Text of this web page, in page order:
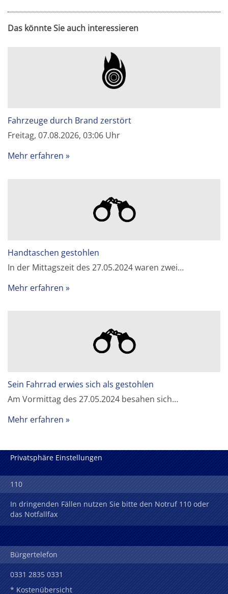
Das könnte Sie auch interessieren
Fahrzeuge durch Brand zerstört
Freitag, 07.08.2026, 03:06 Uhr
Mehr erfahren
Handtaschen gestohlen
In der Mittagszeit des 27.05.2024 waren zwei…
Mehr erfahren
Sein Fahrrad erwies sich als gestohlen
Am Vormittag des 27.05.2024 besahen sich…
Mehr erfahren
Privatsphäre Einstellungen
110
In dringenden Fällen nutzen Sie bitte den Notruf 110 oder
das Notfallfax
Bürgertelefon
0331 2835 0331
* Kostenübersicht